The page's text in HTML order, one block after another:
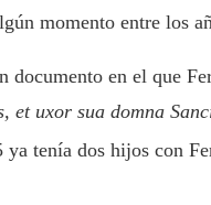
momento entre los
documento en el que
et uxor sua domna
tenía dos hijos con